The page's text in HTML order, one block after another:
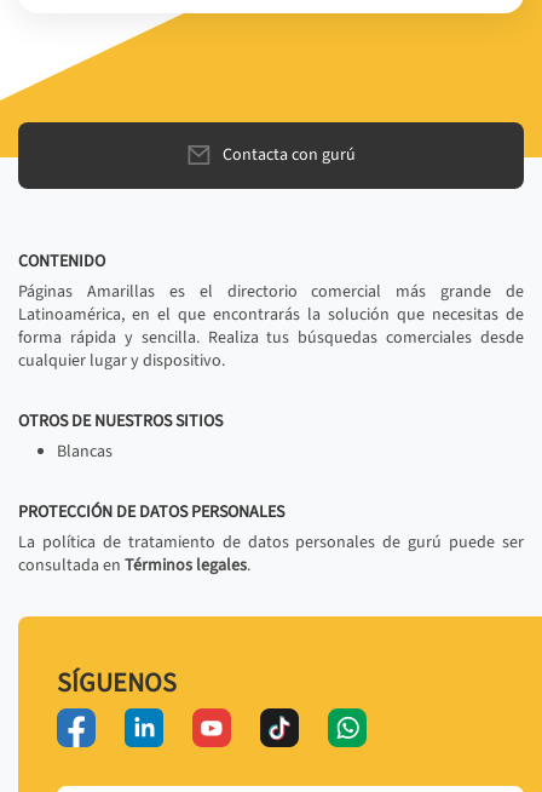
Contacta con gurú
CONTENIDO
Páginas Amarillas es el directorio comercial más grande de
Latinoamérica, en el que encontrarás la solución que necesitas de
forma rápida y sencilla. Realiza tus búsquedas comerciales desde
cualquier lugar y dispositivo.
OTROS DE NUESTROS SITIOS
Blancas
PROTECCIÓN DE DATOS PERSONALES
La política de tratamiento de datos personales de gurú puede ser
consultada en Términos legales.
SÍGUENOS